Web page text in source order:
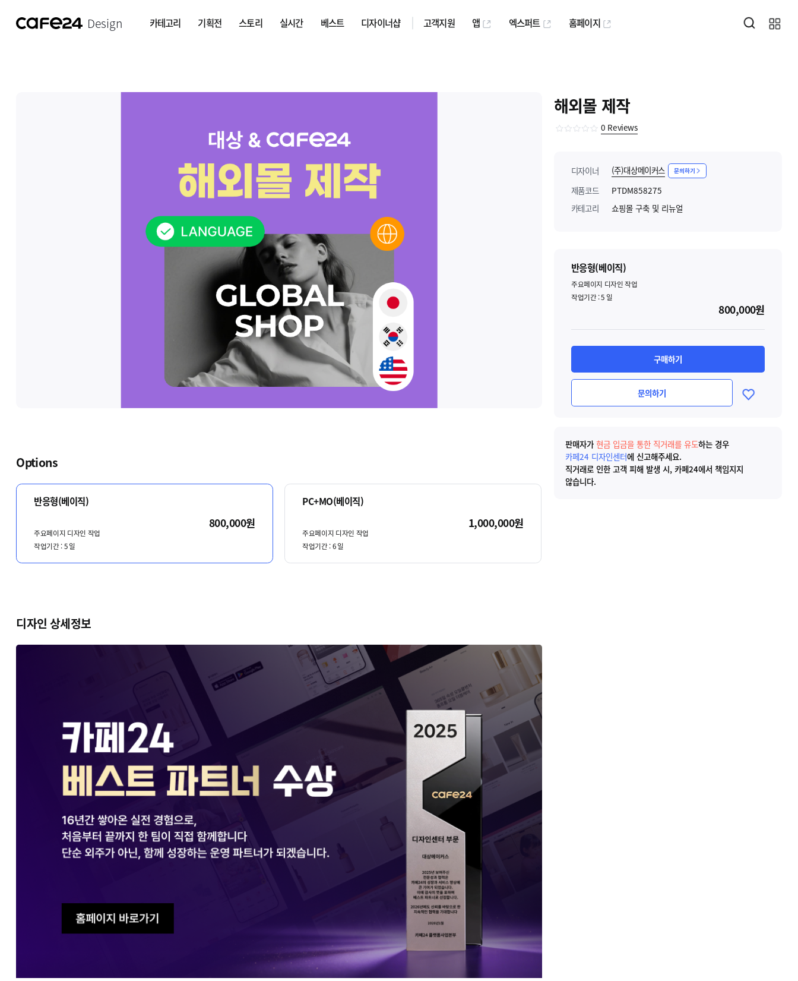
Design 카테고리 기획전 스토리 실시간 베스트 디자이너샵 고객지원 앱 엑스퍼트 홈페이지
Options
반응형(베이직)
주요페이지 디자인 작업
작업기간 :5일
800,000원
PC+MO(베이직)
주요페이지 디자인 작업
작업기간 :6일
1,000,000원
디자인 상세정보
해외몰 제작
0 Reviews
디자이너 (주)대상메이커스 문의하기
제품코드
PTDM858275
카테고리
쇼핑몰 구축 및 리뉴얼
반응형(베이직)
주요페이지 디자인 작업
작업기간 :5일
800,000원
구매하기
문의하기
판매자가현금 입금을 통한 직거래를 유도하는 경우
카페24 디자인센터에 신고해주세요.
직거래로 인한 고객 피해 발생 시, 카페24에서 책임지지
않습니다.